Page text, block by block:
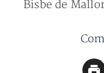
Bisbe de